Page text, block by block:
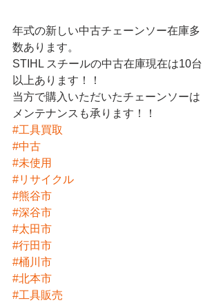
年式の新しい中古チェーンソー在庫多
数あります。
STIHL スチールの中古在庫現在は10台
以上あります！！
当方で購入いただいたチェーンソーは
メンテナンスも承ります！！
#工具買取
#中古
#未使用
#リサイクル
#熊谷市
#深谷市
#太田市
#行田市
#桶川市
#北本市
#工具販売